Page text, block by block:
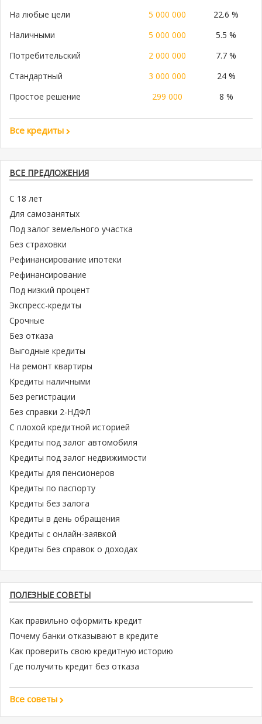
На любые цели 5 000 000
22.6 %
Наличными
5 000 000
5.5 %
Потребительский
2 000 000
7.7 %
Стандартный
3 000 000
24 %
Простое решение
299 000 8 %
Все кредиты
ВСЕ ПРЕДЛОЖЕНИЯ
С 18 лет
Для самозанятых
Под залог земельного участка
Без страховки
Рефинансирование ипотеки
Рефинансирование
Под низкий процент
Экспресс-кредиты
Срочные
Без отказа
Выгодные кредиты
На ремонт квартиры
Кредиты наличными
Без регистрации
Без справки 2-НДФЛ
С плохой кредитной историей
Кредиты под залог автомобиля
Кредиты под залог недвижимости
Кредиты для пенсионеров
Кредиты по паспорту
Кредиты без залога
Кредиты в день обращения
Кредиты с онлайн-заявкой
Кредиты без справок о доходах
ПОЛЕЗНЫЕ СОВЕТЫ
Как правильно оформить кредит
Почему банки отказывают в кредите
Как проверить свою кредитную историю
Где получить кредит без отказа
Все советы